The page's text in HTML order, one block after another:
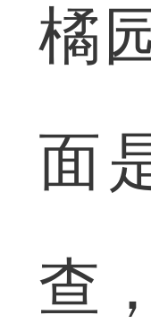
橘
面
查